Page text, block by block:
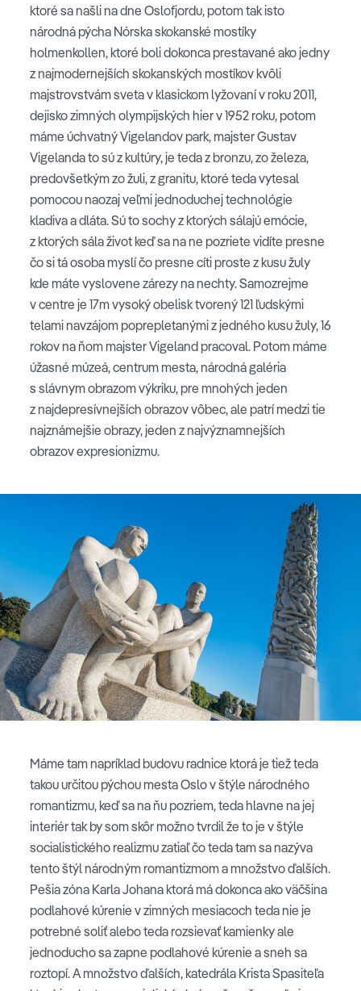
ktoré sa našli na dne Oslofjordu, potom tak isto
národná pýcha Nórska skokanské mostíky
holmenkollen, ktoré boli dokonca prestavané ako jedny
z najmodernejších skokanských mostíkov kvôli
majstrovstvám sveta v klasickom lyžovaní v roku 2011,
dejisko zimných olympijských hier v 1952 roku, potom
máme úchvatný Vigelandov park, majster Gustav
Vigelanda to sú z kultúry, je teda z bronzu, zo železa,
predovšetkým zo žuli, z granitu, ktoré teda vytesal
pomocou naozaj veľmi jednoduchej technológie
kladiva a dláta. Sú to sochy z ktorých sálajú emócie,
z ktorých sála život keď sa na ne pozriete vidíte presne
čo si tá osoba myslí čo presne cíti proste z kusu žuly
kde máte vyslovene zárezy na nechty. Samozrejme
v centre je 17m vysoký obelisk tvorený 121 ľudskými
telami navzájom poprepletanými z jedného kusu žuly, 16
rokov na ňom majster Vigeland pracoval. Potom máme
úžasné múzeá, centrum mesta, národná galéria
s slávnym obrazom výkriku, pre mnohých jeden
z najdepresívnejších obrazov vôbec, ale patrí medzi tie
najznámejšie obrazy, jeden z najvýznamnejších
obrazov expresionizmu.
Máme tam napríklad budovu radnice ktorá je tiež teda
takou určitou pýchou mesta Oslo v štýle národného
romantizmu, keď sa na ňu pozriem, teda hlavne na jej
interiér tak by som skôr možno tvrdil že to je v štýle
socialistického realizmu zatiaľ čo teda tam sa nazýva
tento štýl národným romantizmom a množstvo ďalších.
Pešia zóna Karla Johana ktorá má dokonca ako väčšina
podlahové kúrenie v zimných mesiacoch teda nie je
potrebné soliť alebo teda rozsievať kamienky ale
jednoducho sa zapne podlahové kúrenie a sneh sa
roztopí. A množstvo ďalších, katedrála Krista Spasiteľa